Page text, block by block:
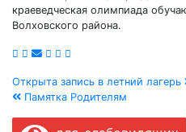
краеведческая олимпиада
Волховского района.
Навигация
по
Открыта запись в летний лагерь
Памятка Родителям